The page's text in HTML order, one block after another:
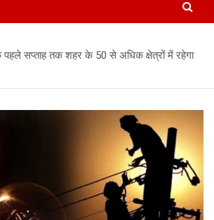
सप्ताह तक शहर के 50 से अधिक क्षेत्रों में रहेगा